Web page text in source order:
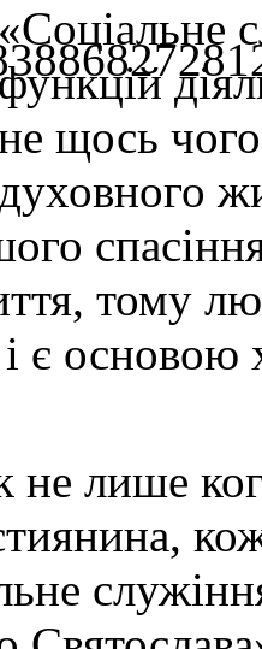
«Соціальне
щось
духовного
тому
є основою
не лише